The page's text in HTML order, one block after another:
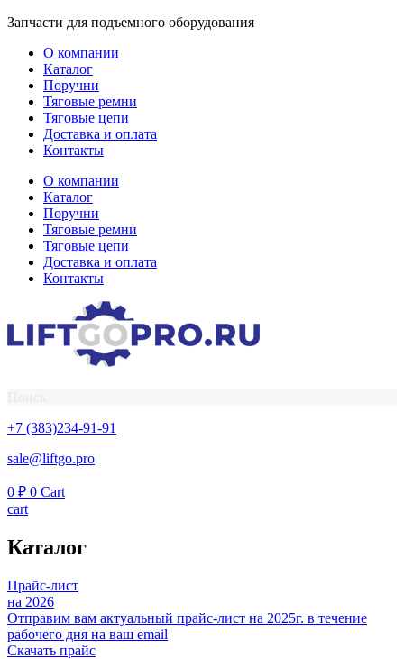
Перейти
содержимому
Запчасти для подъемного оборудования
О компании
Каталог
Поручни
Тяговые ремни
Тяговые цепи
Доставка и оплата
Контакты
О компании
Каталог
Поручни
Тяговые ремни
Тяговые цепи
Доставка и оплата
Контакты
+7 (383)234-91-91
sale@liftgo.pro
0 ₽ 0 Cart
cart
Каталог
Прайс-лист
на 2026
Отправим вам актуальный прайс-лист на 2025г. в течение
рабочего дня на ваш email
Скачать прайс